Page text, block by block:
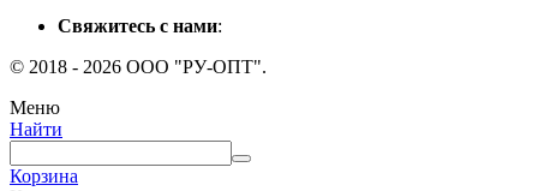
Свяжитесь с нами:
© 2018 - 2026 ООО "РУ-ОПТ".
Меню
Найти
Корзина